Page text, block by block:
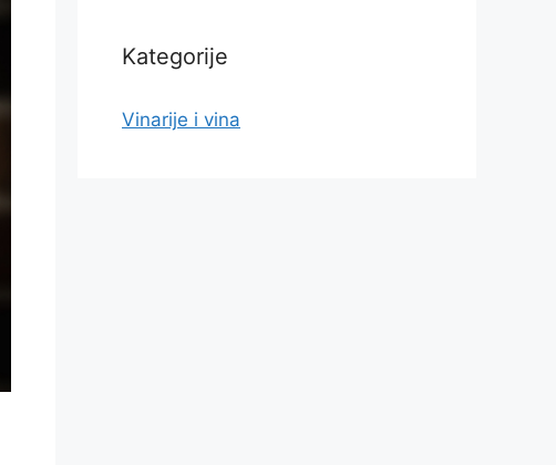
Kategorije
Vinarije i vina